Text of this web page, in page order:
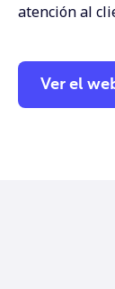
atención al
Ver el